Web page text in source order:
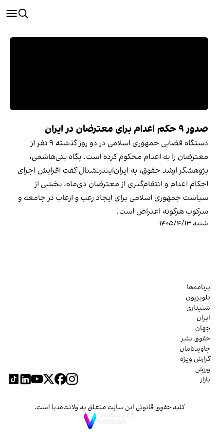
صدور ۹ حکم اعدام برای معترضان در ایران
دستگاه قضایی جمهوری اسلامی در دو روز گذشته ۹ نفر از
معترضان را به اعدام محکوم کرده است. پگاه بنی‌هاشمی،
پژوهشگر ارشد حقوق، به ایران‌اینترنشنال گفت افزایش اجرای
احکام اعدام و انتقام‌گیری از معترضان دی‌ماه، بخشی از
سیاست جمهوری اسلامی برای ایجاد رعب و ارعاب در جامعه و
سرکوب هرگونه اعتراض است.
شنبه ۱۴۰۵/۴/۱۳
برنامه‌ها
تلویزیون
شنیداری
ایران
جهان
حقوق بشر
جاویدنامان
گزارش ویژه
ورزش
بازار
کلیه حقوق قانونی این سایت متعلق به ولانت‌مدیا است.